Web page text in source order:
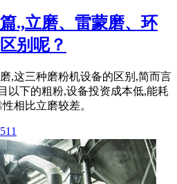
.,立磨、雷蒙磨、环
别呢？
,这三种磨粉机设备的区别,简而言
以下的粗粉,设备投资成本低,能耗
相比立磨较差。